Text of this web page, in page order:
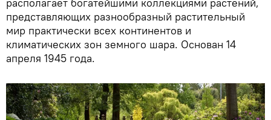
представляющих разнообразный растительный
мир практически всех континентов и
климатических зон земного шара. Основан 14
апреля 1945 года.